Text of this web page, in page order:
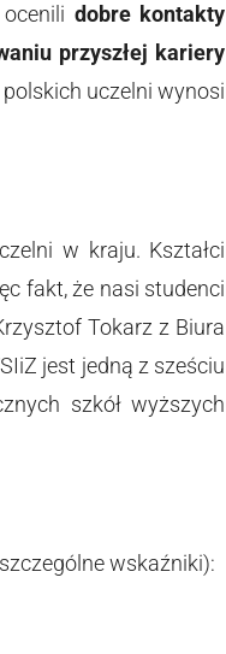
dobre kontakty
przyszłej kariery
uczelni wynosi
w kraju. Kształci
fakt, że nasi studenci
Tokarz z Biura
jest jedną z sześciu
szkół wyższych
wskaźniki):